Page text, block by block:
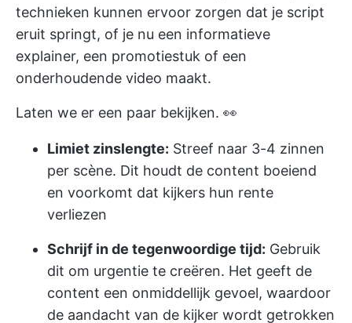
technieken kunnen ervoor zorgen dat je script
eruit springt, of je nu een informatieve
explainer, een promotiestuk of een
onderhoudende video maakt.
Laten we er een paar bekijken. 👀
Limiet zinslengte: Streef naar 3-4 zinnen
per scène. Dit houdt de content boeiend
en voorkomt dat kijkers hun rente
verliezen
Schrijf in de tegenwoordige tijd: Gebruik
dit om urgentie te creëren. Het geeft de
content een onmiddellijk gevoel, waardoor
de aandacht van de kijker wordt getrokken